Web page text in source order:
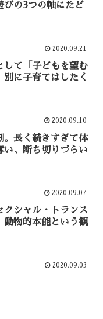
びの3つの軸にたど
2020.09.21
して「子どもを望む
別に子育てはしたく
2020.09.10
。長く続きすぎて体
い、断ち切りづらい
2020.09.07
クシャル・トランス
動物的本能という観
2020.09.03